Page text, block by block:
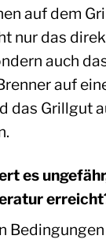
auf dem
nur das
auch
auf
das Grillgut
es